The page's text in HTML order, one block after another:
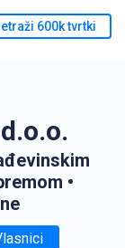
600k tvrtki
•